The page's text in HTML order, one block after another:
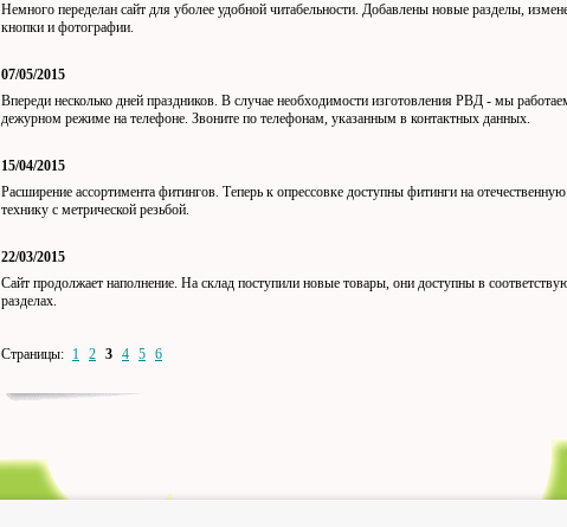
Немного переделан сайт для уболее удобной читабельности. Добавлены новые разделы,
кнопки и фотографии.
07/05/2015
Впереди несколько дней праздников. В случае необходимости изготовления РВД - мы
дежурном режиме на телефоне. Звоните по телефонам, указанным в контактных данных.
15/04/2015
Расширение ассортимента фитингов. Теперь к опрессовке доступны фитинги на отечественную
технику с метрической резьбой.
22/03/2015
Сайт продолжает наполнение. На склад поступили новые товары, они доступны в
разделах.
Страницы: 1 2 3 4 5 6